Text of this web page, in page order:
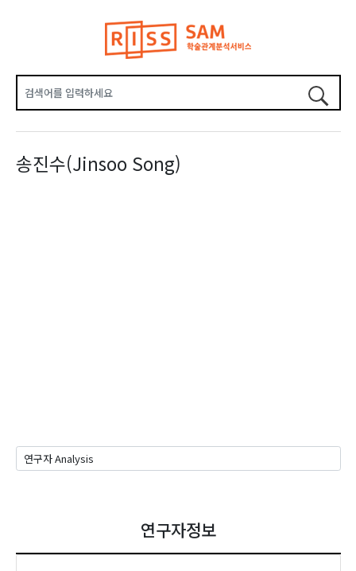
송진수(Jinsoo Song)
연구자정보